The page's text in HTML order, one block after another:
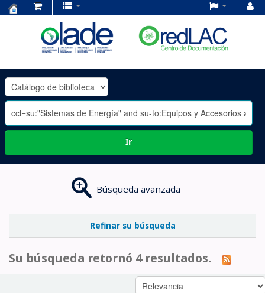
OLADE
-
Ir
Búsqueda avanzada
Refinar su búsqueda
Su búsqueda retornó 4 resultados.